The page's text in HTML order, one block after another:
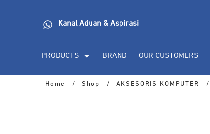
Kanal Aduan & Aspirasi
PRODUCTS BRAND OUR CUSTOMERS
Home / Shop / AKSESORIS KOMPUTER /